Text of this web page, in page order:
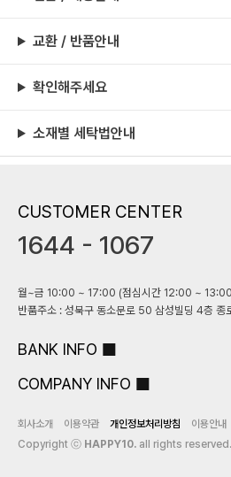
교환 / 반품안내
확인해주세요
소재별 세탁법안내
CUSTOMER CENTER
1644 - 1067
월~금 10:00 ~ 17:00 (점심시간 12:00 ~ 13:00
반품주소 : 성북구 동소문로 50 삼성빌딩 4층 종
BANK INFO
COMPANY INFO
회사소개 이용약관 개인정보처리방침 이용안내
Copyright ⓒ HAPPY10. all rights reserved.